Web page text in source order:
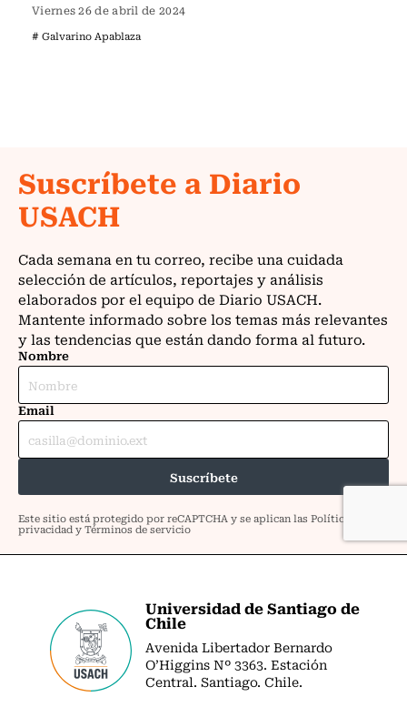
Viernes 26 de abril de 2024
# Galvarino Apablaza
Universidad de Santiago de
Chile
Avenida Libertador Bernardo
O’Higgins Nº 3363. Estación
Central. Santiago. Chile.